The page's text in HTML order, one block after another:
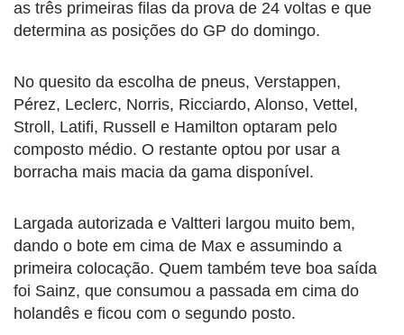
as três primeiras filas da prova de 24 voltas e que
determina as posições do GP do domingo.
No quesito da escolha de pneus, Verstappen,
Pérez, Leclerc, Norris, Ricciardo, Alonso, Vettel,
Stroll, Latifi, Russell e Hamilton optaram pelo
composto médio. O restante optou por usar a
borracha mais macia da gama disponível.
Largada autorizada e Valtteri largou muito bem,
dando o bote em cima de Max e assumindo a
primeira colocação. Quem também teve boa saída
foi Sainz, que consumou a passada em cima do
holandês e ficou com o segundo posto.